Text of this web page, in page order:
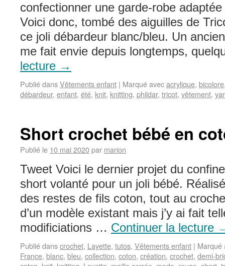
confectionner une garde-robe
Voici donc, tombé des aiguilles de
ce joli débardeur blanc/bleu. Un
me fait envie depuis longtemps,
lecture →
Publié dansVêtements enfant | Marqué avecacrylique, bicolore
débardeur, enfant, été, knit, knitting, phildar, tricot, vêtement,
Short crochet bébé en
Publié le 10 mai 2020par marion
Tweet Voici le dernier projet du
short volanté pour un joli bébé.
des restes de fils coton, tout au
d’un modèle existant mais j’y ai fait
modificiations … Continuer la lecture
Publié danscrochet, Layette, tutos, Vêtements enfant | Marqué
France, blanc, bleu, collection, coton, création, crochet, demi-